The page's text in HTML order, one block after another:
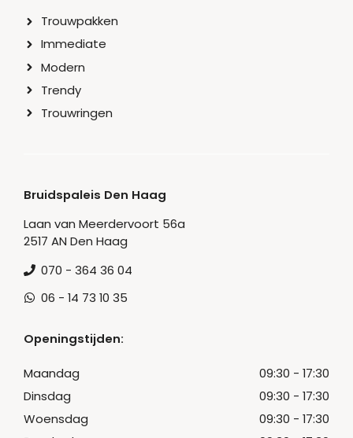
Trouwpakken
Immediate
Modern
Trendy
Trouwringen
Bruidspaleis Den Haag
Laan van Meerdervoort 56a
2517 AN Den Haag
070 - 364 36 04
06 - 14 73 10 35
Openingstijden:
Maandag
09:30 - 17:30
Dinsdag
09:30 - 17:30
Woensdag
09:30 - 17:30